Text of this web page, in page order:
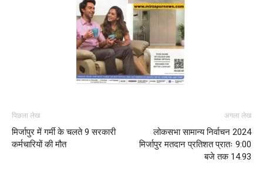
पिछला लेख
मिर्जापुर में गर्मी के चलते 9 सरकारी
कर्मचारियों की मौत
अगला लेख
लोकसभा सामान्य निर्वाचन 2024
मिर्जापुर मतदान प्रतिशत प्रातः 9:00
बजे तक 14.93